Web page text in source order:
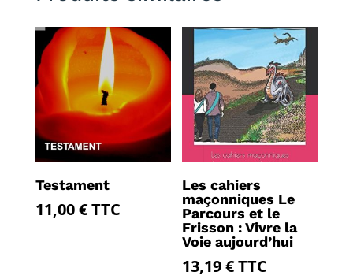
Testament
11,00€TTC
Les cahiers
maçonniques Le
Parcours et le
Frisson : Vivre la
Voie aujourd’hui
13,19€TTC